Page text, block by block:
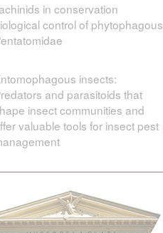
in conservation
control of phytophagous
insects:
and parasitoids that
insect communities and
valuable tools for insect pest